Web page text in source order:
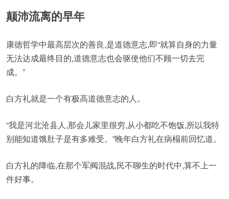
颠沛流离的早年
康德哲学中最高层次的善良,是道德意志,即“就算自身的力量
无法达成最终目的,道德意志也会驱使他们不顾一切去完
成。”
白方礼就是一个有极高道德意志的人。
“我是河北沧县人,那会儿家里很穷,从小都吃不饱饭,所以我特
别能知道饿肚子是有多难受。”晚年白方礼在病榻前回忆道。
白方礼的降临,在那个军阀混战,民不聊生的时代中,算不上一
件好事。